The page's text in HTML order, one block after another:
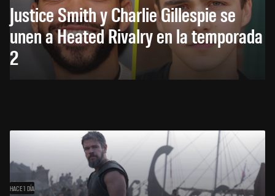
Justice Smith y Charlie Gillespie se
unen a Heated Rivalry en la temporada
2
HACE 1 DÍA